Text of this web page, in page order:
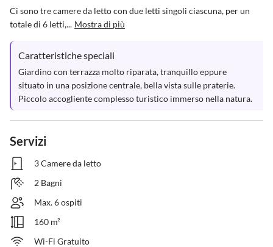
Ci sono tre camere da letto con due letti singoli ciascuna, per un
totale di 6 letti,... Mostra di più
Caratteristiche speciali
Giardino con terrazza molto riparata, tranquillo eppure
situato in una posizione centrale, bella vista sulle praterie.
Piccolo accogliente complesso turistico immerso nella natura.
Servizi
3 Camere da letto
2 Bagni
Max. 6 ospiti
160 m²
Wi-Fi Gratuito